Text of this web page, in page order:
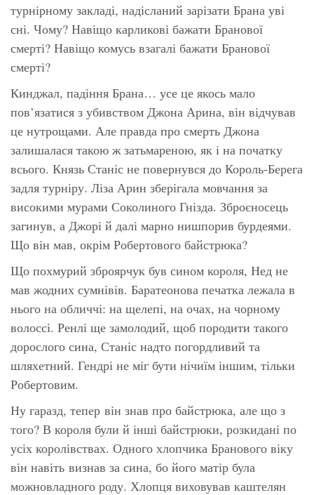
турнірному закладі, надісланий зарізати Брана уві
сні. Чому? Навіщо карликові бажати Бранової
смерті? Навіщо комусь взагалі бажати Бранової
смерті?
Кинджал, падіння Брана… усе це якось мало
пов’язатися з убивством Джона Арина, він відчував
це нутрощами. Але правда про смерть Джона
залишалася такою ж затьмареною, як і на початку
всього. Князь Станіс не повернувся до Король-Берега
задля турніру. Ліза Арин зберігала мовчання за
високими мурами Соколиного Гнізда. Зброєносець
загинув, а Джорі й далі марно нишпорив бурдеями.
Що він мав, окрім Робертового байстрюка?
Що похмурий зброярчук був сином короля, Нед не
мав жодних сумнівів. Баратеонова печатка лежала в
нього на обличчі: на щелепі, на очах, на чорному
волоссі. Ренлі ще замолодий, щоб породити такого
дорослого сина, Станіс надто погордливий та
шляхетний. Гендрі не міг бути нічиїм іншим, тільки
Робертовим.
Ну гаразд, тепер він знав про байстрюка, але що з
того? В короля були й інші байстрюки, розкидані по
усіх королівствах. Одного хлопчика Бранового віку
він навіть визнав за сина, бо його матір була
можновладного роду. Хлопця виховував каштелян